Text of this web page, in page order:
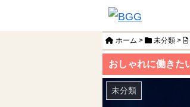
ホーム > 未分類 >
おしゃれに働きた
未分類